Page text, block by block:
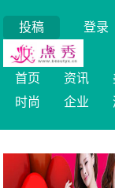
投稿 登录
首页 资讯
时尚
企业